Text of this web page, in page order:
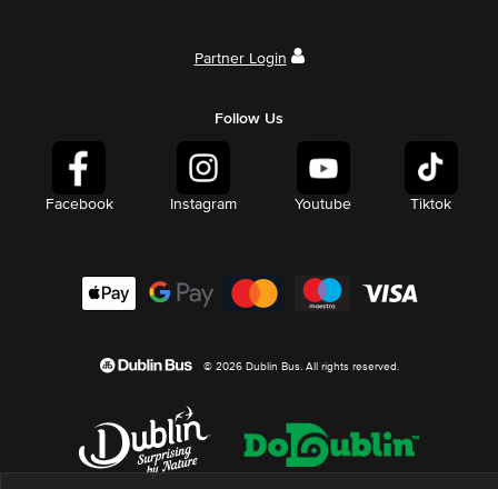
Partner Login
Follow Us
Facebook Instagram Youtube Tiktok
© 2026 Dublin Bus. All rights reserved.